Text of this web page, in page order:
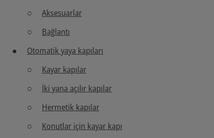
Aksesuarlar
Bağlantı
Otomatik yaya kapıları
Kayar kapılar
İki yana açılır kapılar
Hermetik kapılar
Konutlar için kayar kapı